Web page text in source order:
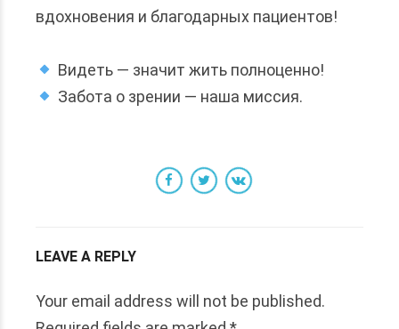
вдохновения и благодарных пациентов!
Видеть — значит жить полноценно!
Забота о зрении — наша миссия.
LEAVE A REPLY
Your email address will not be published.